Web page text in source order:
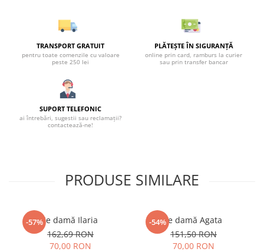
TRANSPORT GRATUIT
pentru toate comenzile cu valoare
peste 250 lei
PLĂTEȘTE ÎN SIGURANȚĂ
online prin card, ramburs la curier
sau prin transfer bancar
SUPORT TELEFONIC
ai întrebări, sugestii sau reclamații?
contactează-ne!
PRODUSE SIMILARE
-57%Ie damă Ilaria
162,69 RON
70,00 RON
-54%Ie damă Agata
151,50 RON
70,00 RON